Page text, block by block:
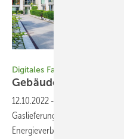
Digitales Fachforum
Gebäudehülle braucht
12.10.2022 -
Gaslieferungen aus Russland
Energieverbrauch im